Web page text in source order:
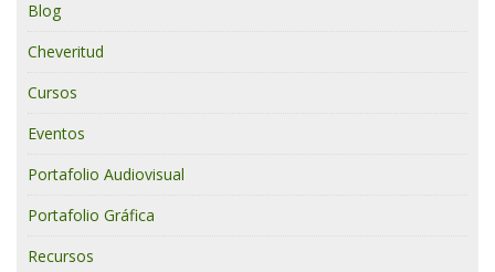
Blog
Cheveritud
Cursos
Eventos
Portafolio Audiovisual
Portafolio Gráfica
Recursos